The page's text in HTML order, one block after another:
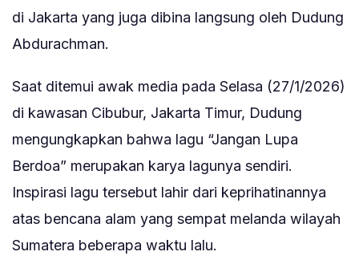
di Jakarta yang juga dibina langsung oleh Dudung
Abdurachman.
Saat ditemui awak media pada Selasa (27/1/2026)
di kawasan Cibubur, Jakarta Timur, Dudung
mengungkapkan bahwa lagu “Jangan Lupa
Berdoa” merupakan karya lagunya sendiri.
Inspirasi lagu tersebut lahir dari keprihatinannya
atas bencana alam yang sempat melanda wilayah
Sumatera beberapa waktu lalu.